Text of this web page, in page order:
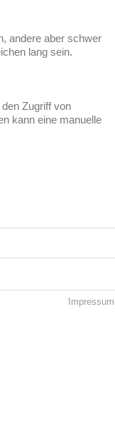
andere aber schwer
lang sein.
Zugriff von
kann eine manuelle
Impressum